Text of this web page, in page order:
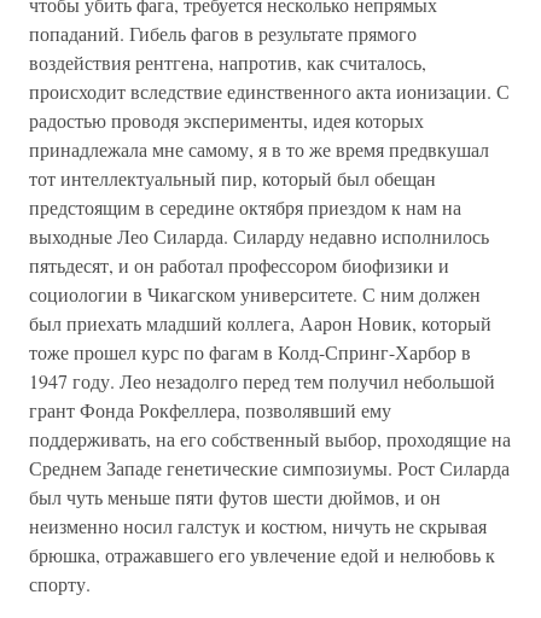
попаданий. Гибель фагов в результате прямого
воздействия рентгена, напротив, как считалось,
происходит вследствие единственного акта ионизации. С
радостью проводя эксперименты, идея которых
принадлежала мне самому, я в то же время предвкушал
тот интеллектуальный пир, который был обещан
предстоящим в середине октября приездом к нам на
выходные Лео Силарда. Силарду недавно исполнилось
пятьдесят, и он работал профессором биофизики и
социологии в Чикагском университете. С ним должен
был приехать младший коллега, Аарон Новик, который
тоже прошел курс по фагам в Колд-Спринг-Харбор в
1947 году. Лео незадолго перед тем получил небольшой
грант Фонда Рокфеллера, позволявший ему
поддерживать, на его собственный выбор, проходящие на
Среднем Западе генетические симпозиумы. Рост Силарда
был чуть меньше пяти футов шести дюймов, и он
неизменно носил галстук и костюм, ничуть не скрывая
брюшка, отражавшего его увлечение едой и нелюбовь к
спорту.